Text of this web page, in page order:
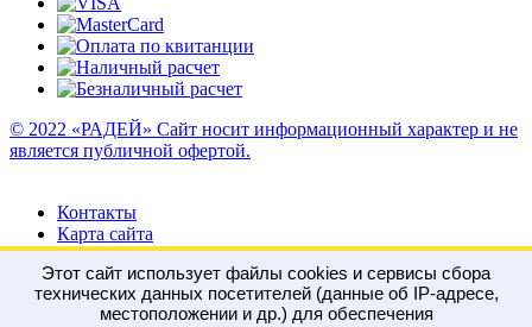
© 2022 «РАДЕЙ» Сайт носит информационный характер и не
является публичной офертой.
Контакты
Карта сайта
Этот сайт использует файлы cookies и сервисы сбора
технических данных посетителей (данные об IP-адресе,
местоположении и др.) для обеспечения